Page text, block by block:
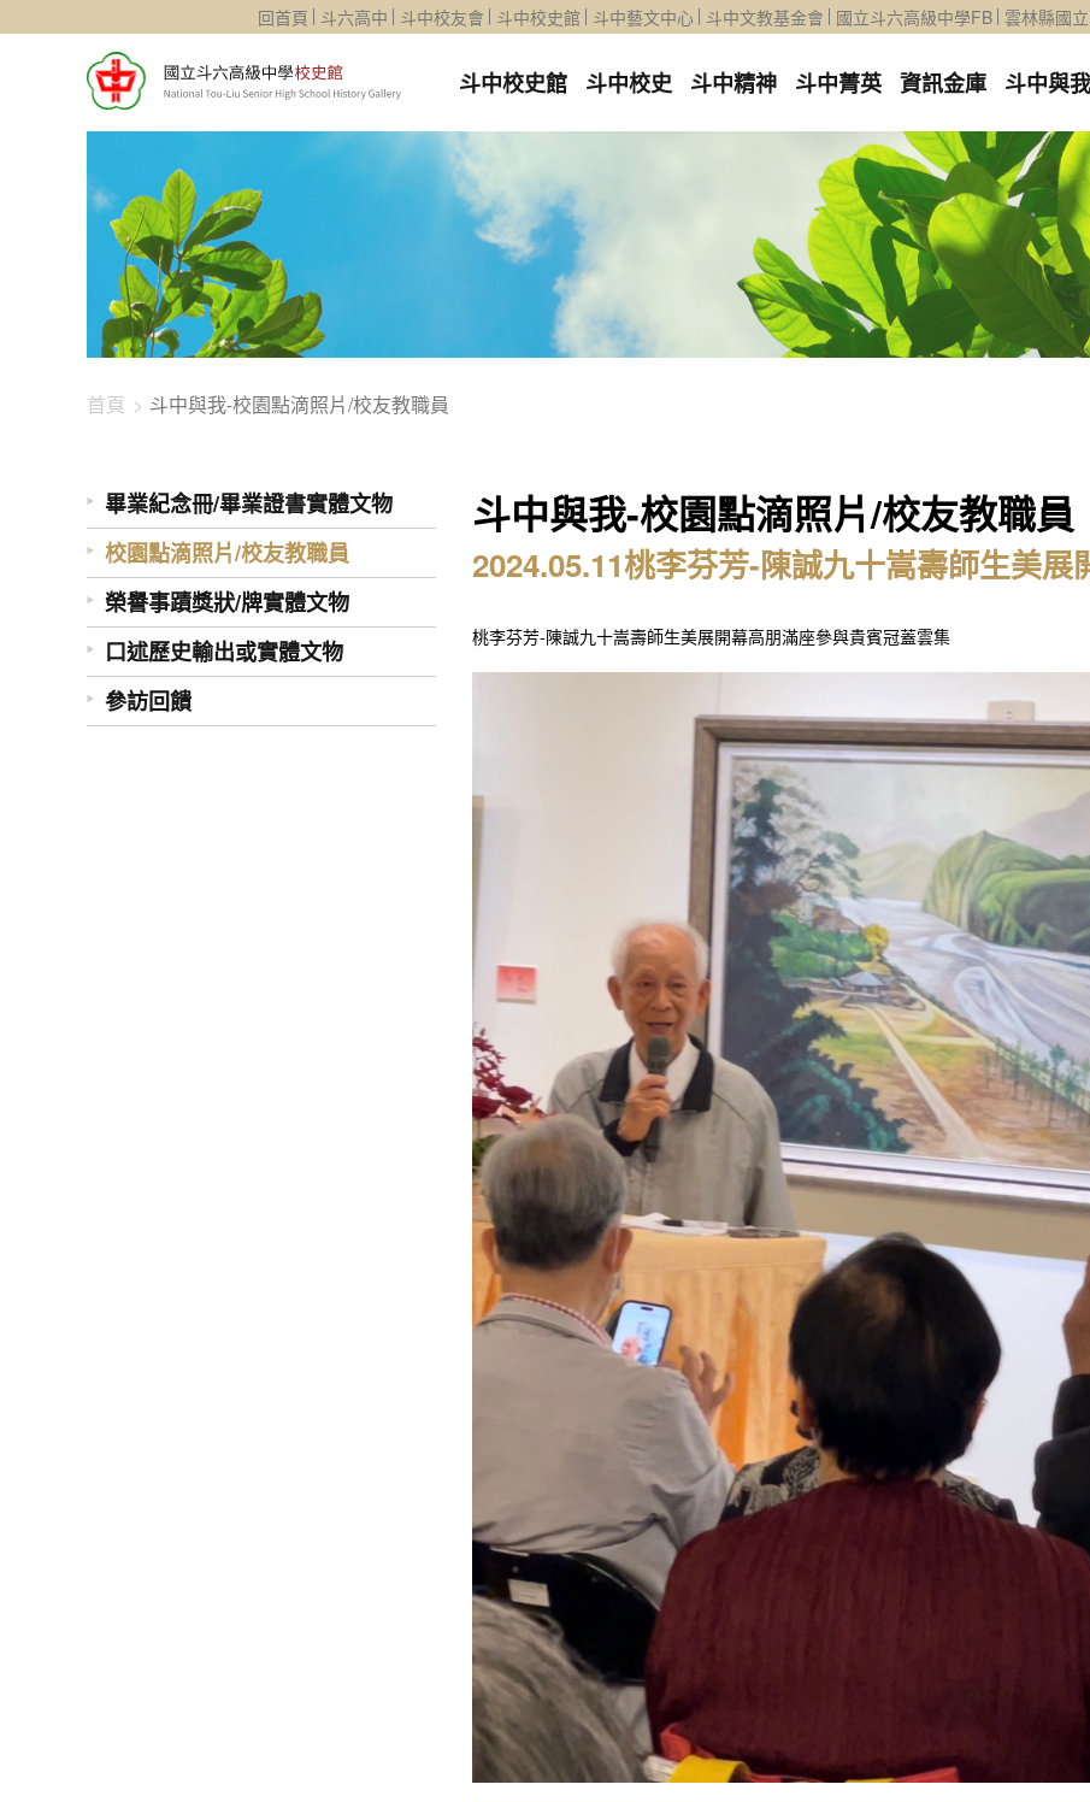
回首頁 斗六高中 斗中校友會 斗中校史館 斗中藝文中心 斗中文教基金會 國立斗六高級中學FB 雲林縣國
斗中校史館 斗中校史 斗中精神 斗中菁英 資訊金庫 斗中與我
首頁 斗中與我-校園點滴照片/校友教職員
畢業紀念冊/畢業證書實體文物
校園點滴照片/校友教職員
榮譽事蹟獎狀/牌實體文物
口述歷史輸出或實體文物
參訪回饋
斗中與我-校園點滴照片/校友教職員
2024.05.11桃李芬芳-陳誠九十嵩壽師生美
桃李芬芳-陳誠九十嵩壽師生美展開幕高朋滿座參與貴賓冠蓋雲集